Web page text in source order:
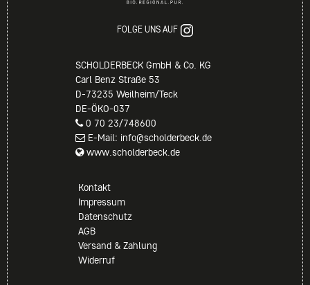
FOLGE UNS AUF
SCHOLDERBECK GmbH & Co. KG
Carl Benz Straße 53
D-73235 Weilheim/Teck
DE-ÖKO-037
0 70 23/748600
E-Mail: info@scholderbeck.de
www.scholderbeck.de
Kontakt
Impressum
Datenschutz
AGB
Versand & Zahlung
Widerruf